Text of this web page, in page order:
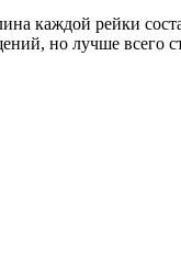
каждой рейки
но лучше всего